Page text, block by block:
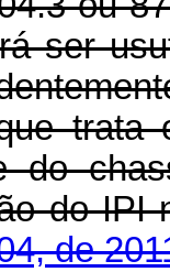
ser
do
do
de